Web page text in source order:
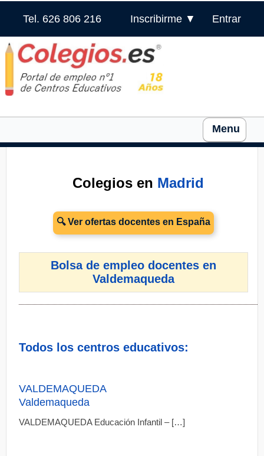
Tel. 626 806 216 Inscribirme ▼ Entrar
Menu
Colegios en Madrid
🔍 Ver ofertas docentes en España
Bolsa de empleo docentes en
Valdemaqueda
Todos los centros educativos:
VALDEMAQUEDA
Valdemaqueda
VALDEMAQUEDA Educación Infantil – […]